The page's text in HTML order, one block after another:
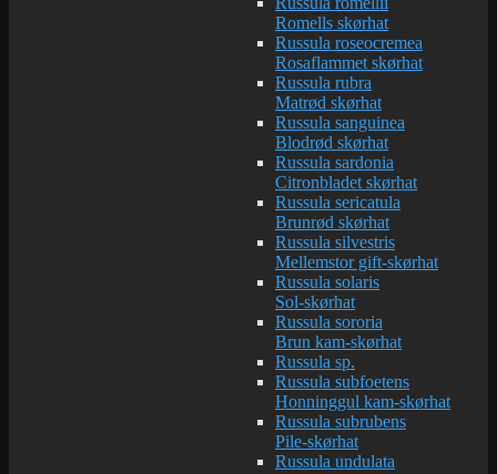
Romells skørhat
Russula roseocremea
Rosaflammet skørhat
Russula rubra
Matrød skørhat
Russula sanguinea
Blodrød skørhat
Russula sardonia
Citronbladet skørhat
Russula sericatula
Brunrød skørhat
Russula silvestris
Mellemstor gift-skørhat
Russula solaris
Sol-skørhat
Russula sororia
Brun kam-skørhat
Russula sp.
Russula subfoetens
Honninggul kam-skørhat
Russula subrubens
Pile-skørhat
Russula undulata